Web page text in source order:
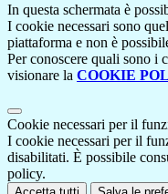
In questa schermata è
I cookie necessari sono
piattaforma e non è
Per conoscere quali sono i
visionare la COOKIE
Cookie necessari per il
I cookie necessari per il
disabilitati. È possibile
policy.